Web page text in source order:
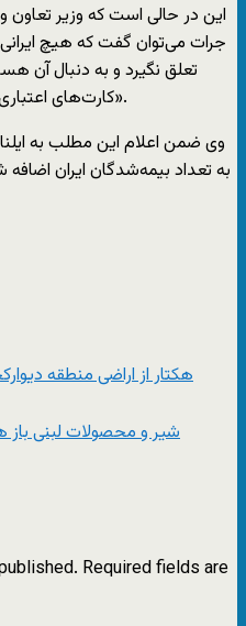
این در حالی است که وزیر تعاون
جرات می‌توان گفت که هیچ
کارت‌های اعتباری تبدیل شود و اعتبار آن افزایش یابد».
به تعداد بیمه‌شدگان ایران اضافه
شیر و محصولات لبنی باز
Required fields are